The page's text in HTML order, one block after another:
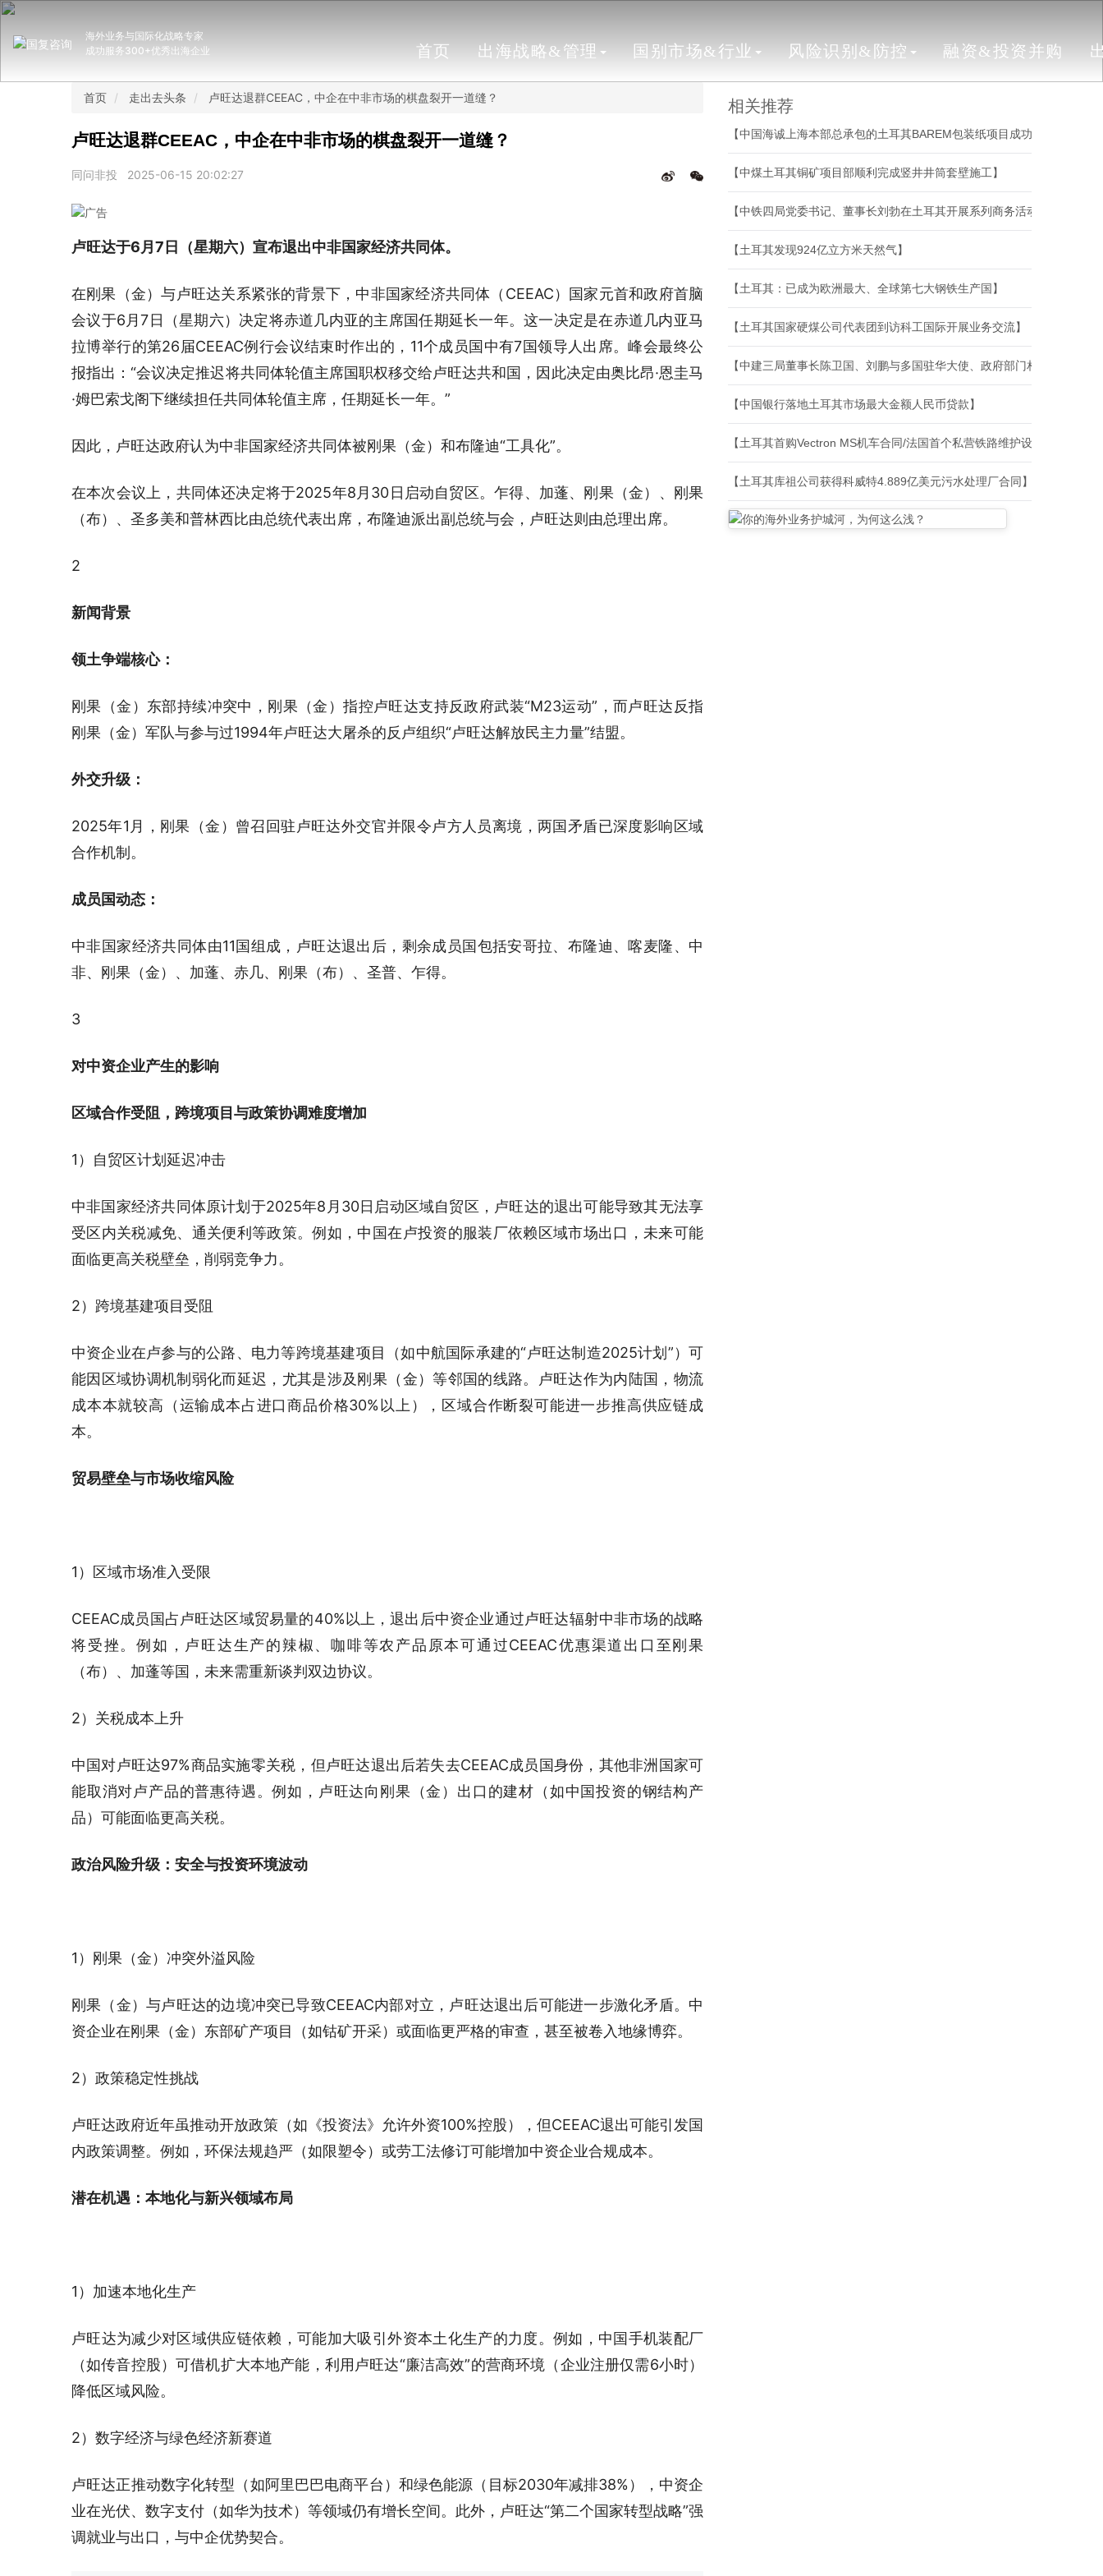
海外业务与国际化战略专家
成功服务300+优秀出海企业
首页 出海战略&管理 国别市场&行业 风险识别&防控 融资&投资并购
首页 走出去头条 卢旺达退群CEEAC，中企在中非市场的棋盘裂开一道缝？
卢旺达退群CEEAC，中企在中非市场的棋盘裂开一道缝？
同问非投 2025-06-15 20:02:27
卢旺达于6月7日（星期六）宣布退出中非国家经济共同体。
在刚果（金）与卢旺达关系紧张的背景下，中非国家经济共同体（CEEAC）国家元首和政府首脑
会议于6月7日（星期六）决定将赤道几内亚的主席国任期延长一年。这一决定是在赤道几内亚马
拉博举行的第26届CEEAC例行会议结束时作出的，11个成员国中有7国领导人出席。峰会最终公
报指出：“会议决定推迟将共同体轮值主席国职权移交给卢旺达共和国，因此决定由奥比昂·恩圭马
·姆巴索戈阁下继续担任共同体轮值主席，任期延长一年。”
因此，卢旺达政府认为中非国家经济共同体被刚果（金）和布隆迪“工具化”。
在本次会议上，共同体还决定将于2025年8月30日启动自贸区。乍得、加蓬、刚果（金）、刚果
（布）、圣多美和普林西比由总统代表出席，布隆迪派出副总统与会，卢旺达则由总理出席。
2
新闻背景
领土争端核心：
刚果（金）东部持续冲突中，刚果（金）指控卢旺达支持反政府武装“M23运动”，而卢旺达反指
刚果（金）军队与参与过1994年卢旺达大屠杀的反卢组织“卢旺达解放民主力量”结盟。
外交升级：
2025年1月，刚果（金）曾召回驻卢旺达外交官并限令卢方人员离境，两国矛盾已深度影响区域
合作机制。
成员国动态：
中非国家经济共同体由11国组成，卢旺达退出后，剩余成员国包括安哥拉、布隆迪、喀麦隆、中
非、刚果（金）、加蓬、赤几、刚果（布）、圣普、乍得。
3
对中资企业产生的影响
区域合作受阻， 跨境项目与政策协调难度增加
1）自贸区计划延迟冲击
中非国家经济共同体原计划于2025年8月30日启动区域自贸区，卢旺达的退出可能导致其无法享
受区内关税减免、通关便利等政策。例如，中国在卢投资的服装厂依赖区域市场出口，未来可能
面临更高关税壁垒，削弱竞争力。
2）跨境基建项目受阻
中资企业在卢参与的公路、电力等跨境基建项目（如中航国际承建的“卢旺达制造2025计划”）可
能因区域协调机制弱化而延迟，尤其是涉及刚果（金）等邻国的线路。卢旺达作为内陆国，物流
成本本就较高（运输成本占进口商品价格30%以上），区域合作断裂可能进一步推高供应链成
本。
贸易壁垒与市场收缩风险
1）区域市场准入受限
CEEAC成员国占卢旺达区域贸易量的40%以上，退出后中资企业通过卢旺达辐射中非市场的战略
将受挫。例如，卢旺达生产的辣椒、咖啡等农产品原本可通过CEEAC优惠渠道出口至刚果
（布）、加蓬等国，未来需重新谈判双边协议。
2）关税成本上升
中国对卢旺达97%商品实施零关税，但卢旺达退出后若失去CEEAC成员国身份，其他非洲国家可
能取消对卢产品的普惠待遇。例如，卢旺达向刚果（金）出口的建材（如中国投资的钢结构产
品）可能面临更高关税。
政治风险升级：安全与投资环境波动
1）刚果（金）冲突外溢风险
刚果（金）与卢旺达的边境冲突已导致CEEAC内部对立，卢旺达退出后可能进一步激化矛盾。中
资企业在刚果（金）东部矿产项目（如钴矿开采）或面临更严格的审查，甚至被卷入地缘博弈。
2）政策稳定性挑战
卢旺达政府近年虽推动开放政策（如《投资法》允许外资100%控股），但CEEAC退出可能引发国
内政策调整。例如，环保法规趋严（如限塑令）或劳工法修订可能增加中资企业合规成本。
潜在机遇：本地化与新兴领域布局
1）加速本地化生产
卢旺达为减少对区域供应链依赖，可能加大吸引外资本土化生产的力度。例如，中国手机装配厂
（如传音控股）可借机扩大本地产能，利用卢旺达“廉洁高效”的营商环境（企业注册仅需6小时）
降低区域风险。
2）数字经济与绿色经济新赛道
卢旺达正推动数字化转型（如阿里巴巴电商平台）和绿色能源（目标2030年减排38%），中资企
业在光伏、数字支付（如华为技术）等领域仍有增长空间。此外，卢旺达“第二个国家转型战略”强
调就业与出口，与中企优势契合。
相关推荐
【中国海诚上海本部总承包的土耳其BAREM包装纸项目成功开机】
【中煤土耳其铜矿项目部顺利完成竖井井筒套壁施工】
【中铁四局党委书记、董事长刘勃在土耳其开展系列商务活动】
【土耳其发现924亿立方米天然气】
【土耳其：已成为欧洲最大、全球第七大钢铁生产国】
【土耳其国家硬煤公司代表团到访科工国际开展业务交流】
【中建三局董事长陈卫国、刘鹏与多国驻华大使、政府部门相关负责人、
【中国银行落地土耳其市场最大金额人民币贷款】
【土耳其首购Vectron MS机车合同/法国首个私营铁路维护设施建设合同/
【土耳其库祖公司获得科威特4.889亿美元污水处理厂合同】